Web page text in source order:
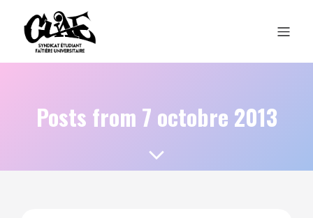
Posts from 7 octobre 2013